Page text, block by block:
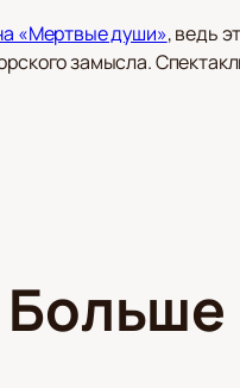
«Мертвые души», ведь
замысла.
Больше